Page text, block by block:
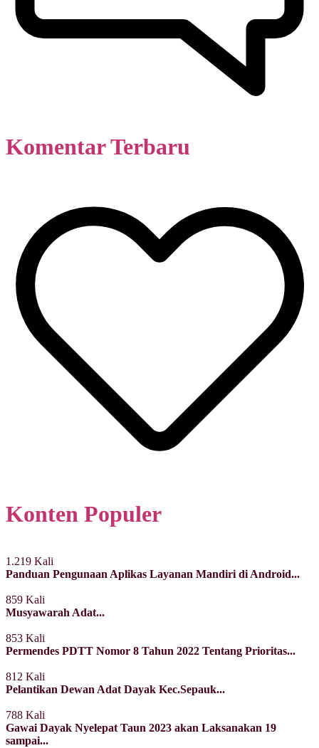
Komentar Terbaru
Konten Populer
1.219 Kali
Panduan Pengunaan Aplikas Layanan Mandiri di Android...
859 Kali
Musyawarah Adat...
853 Kali
Permendes PDTT Nomor 8 Tahun 2022 Tentang Prioritas...
812 Kali
Pelantikan Dewan Adat Dayak Kec.Sepauk...
788 Kali
Gawai Dayak Nyelepat Taun 2023 akan Laksanakan 19
sampai...